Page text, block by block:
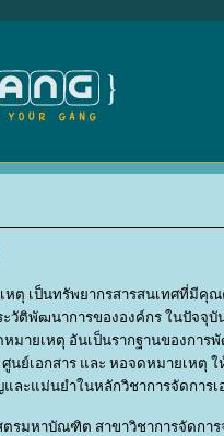
หตุ เป็นทรัพยากรสารสนเทศที่มีคุ
วัติพัฒนาการขององค์กร ในปัจจุบั
หมายเหตุ อันเป็นรากฐานของการ
ย์เอกสาร และ หอจดหมายเหตุ ใ
ละแม่นยำในหลักวิชาการจัดการ
รมหาบัณฑิต สาขาวิชาการจัดการ